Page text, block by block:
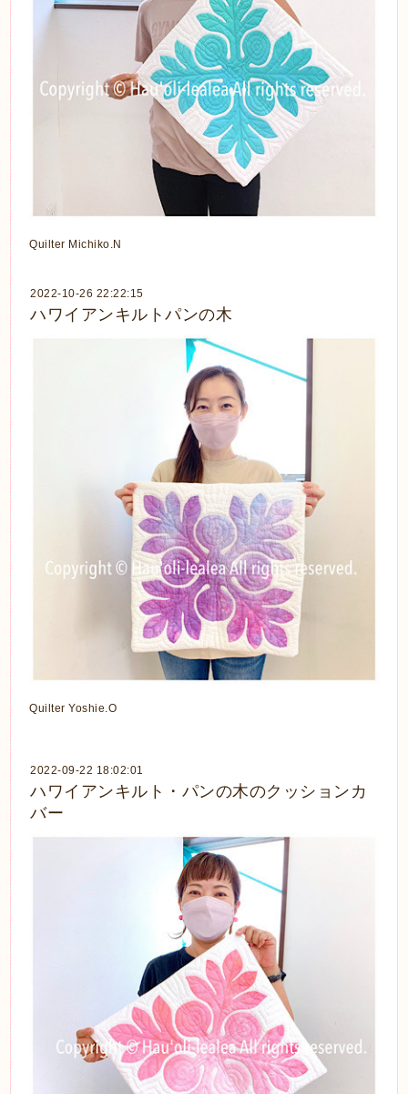
Quilter Michiko.N
2022-10-26 22:22:15
ハワイアンキルトパンの木
Quilter Yoshie.O
2022-09-22 18:02:01
ハワイアンキルト・パンの木のクッションカ
バー